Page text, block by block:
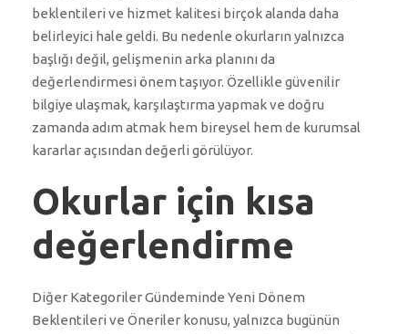
beklentileri ve hizmet kalitesi birçok alanda daha
belirleyici hale geldi. Bu nedenle okurların yalnızca
başlığı değil, gelişmenin arka planını da
değerlendirmesi önem taşıyor. Özellikle güvenilir
bilgiye ulaşmak, karşılaştırma yapmak ve doğru
zamanda adım atmak hem bireysel hem de kurumsal
kararlar açısından değerli görülüyor.
Okurlar için kısa
değerlendirme
Diğer Kategoriler Gündeminde Yeni Dönem
Beklentileri ve Öneriler konusu, yalnızca bugünün